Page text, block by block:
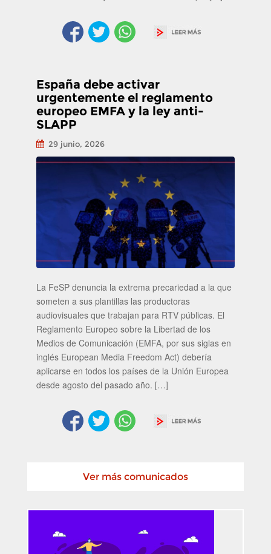
España debe activar
urgentemente el reglamento
europeo EMFA y la ley anti-
SLAPP
29 junio, 2026
La FeSP denuncia la extrema precariedad a la que
someten a sus plantillas las productoras
audiovisuales que trabajan para RTV públicas. El
Reglamento Europeo sobre la Libertad de los
Medios de Comunicación (EMFA, por sus siglas en
inglés European Media Freedom Act) debería
aplicarse en todos los países de la Unión Europea
desde agosto del pasado año. […]
Ver más comunicados